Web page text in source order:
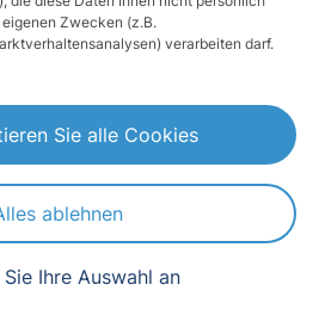
Zwecken (z.B.
verarbeiten darf.
Sie alle Cookies
ablehnen
Sie Ihre Auswahl an